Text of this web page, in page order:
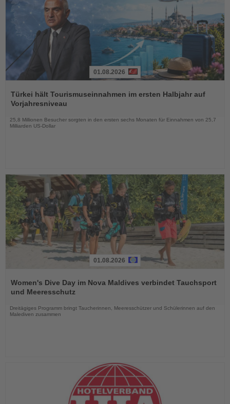
Sie
die
Nachrichten
01.08.2026
Türkei hält Tourismuseinnahmen im ersten Halbjahr auf
Vorjahresniveau
25,8 Millionen Besucher sorgten in den ersten sechs Monaten für Einnahmen von 25,7
Milliarden US-Dollar
Sie
die
01.08.2026
Women's Dive Day im Nova Maldives verbindet Tauchsport
und Meeresschutz
Dreitägiges Programm bringt Taucherinnen, Meeresschützer und Schülerinnen auf den
Malediven zusammen